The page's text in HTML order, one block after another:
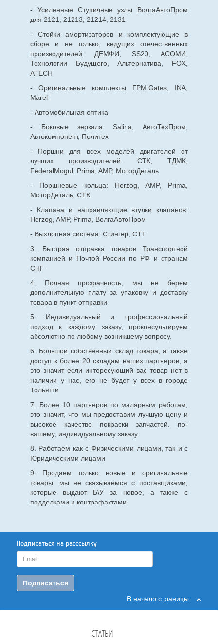
- Усиленные Ступичные узлы ВолгаАвтоПром
для 2121, 21213, 21214, 2131
- Стойки амортизаторов и комплектующие в
сборе и не только, ведущих отечественных
производителей: ДЕМФИ, SS20, АСОМИ,
Технологии Будущего, Альтернатива, FOX,
ATECH
- Оригинальные комплекты ГРМ:Gates, INA,
Marel
- Автомобильная оптика
- Боковые зеркала: Salina, АвтоТехПром,
Автокомпонент, Политех
- Поршни для всех моделей двигателей от
лучших производителей: СТК, ТДМК,
FederalMogul, Prima, AMP, МоторДеталь
- Поршневые кольца: Herzog, AMP, Prima,
МоторДеталь, СТК
- Клапана и направляющие втулки клапанов:
Herzog, AMP, Prima, ВолгаАвтоПром
- Выхлопная система: Стингер, СТТ
3. Быстрая отправка товаров Транспортной
компанией и Почтой России по РФ и странам
СНГ
4. Полная прозрачность, мы не берем
дополнительную плату за упаковку и доставку
товара в пункт отправки
5. Индивидуальный и профессиональный
подход к каждому заказу, проконсультируем
абсолютно по любому возникшему вопросу.
6. Большой собственный склад товара, а также
доступ к более 20 складам наших партнеров, а
это значит если интересующий вас товар нет в
наличии у нас, его не будет у всех в городе
Тольятти
7. Более 10 партнеров по малярным работам,
это значит, что мы предоставим лучшую цену и
высокое качество покраски запчастей, по-
вашему, индивидуальному заказу.
8. Работаем как с Физическими лицами, так и с
Юридическими лицами
9. Продаем только новые и оригинальные
товары, мы не связываемся с поставщиками,
которые выдают Б\У за новое, а также с
подделками и контрафактами.
Подписаться на расссылку
Подписаться
В начало страницы
СТАТЬИ